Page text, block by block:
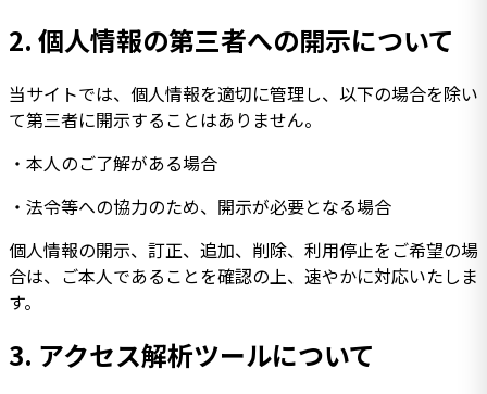
2. 個人情報の第三者への開示について
当サイトでは、個人情報を適切に管理し、以下の場合を除い
て第三者に開示することはありません。
・本人のご了解がある場合
・法令等への協力のため、開示が必要となる場合
個人情報の開示、訂正、追加、削除、利用停止をご希望の場
合は、ご本人であることを確認の上、速やかに対応いたしま
す。
3. アクセス解析ツールについて